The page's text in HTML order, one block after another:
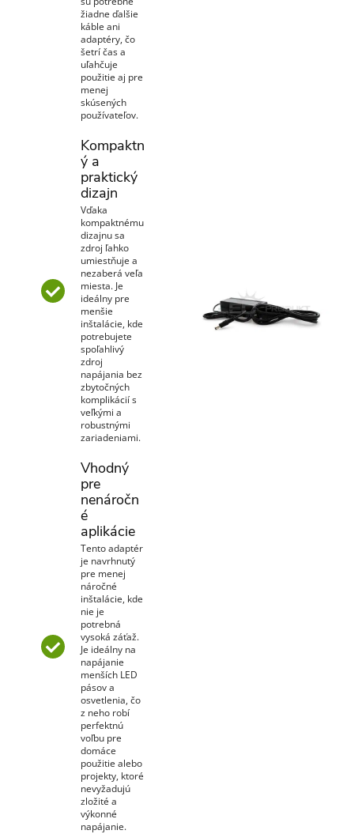
žiadne ďalšie
káble ani
adaptéry, čo
šetrí čas a
uľahčuje
použitie aj pre
menej
skúsených
používateľov.
Kompaktn
ý a
praktický
dizajn
Vďaka
kompaktnému
dizajnu sa
zdroj ľahko
umiestňuje a
nezaberá veľa
miesta. Je
ideálny pre
menšie
inštalácie, kde
potrebujete
spoľahlivý
zdroj
napájania bez
zbytočných
komplikácií s
veľkými a
robustnými
zariadeniami.
Vhodný
pre
nenáročn
é
aplikácie
Tento adaptér
je navrhnutý
pre menej
náročné
inštalácie, kde
nie je
potrebná
vysoká záťaž.
Je ideálny na
napájanie
menších LED
pásov a
osvetlenia, čo
z neho robí
perfektnú
voľbu pre
domáce
použitie alebo
projekty, ktoré
nevyžadujú
zložité a
výkonné
napájanie.